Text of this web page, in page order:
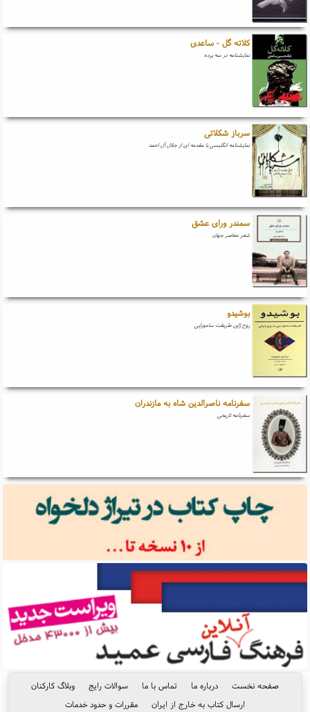
کلاته گل - ساعدی
نمایشنامه در سه پرده
سرباز شکلاتی
نمایشنامه انگلیسی با مقدمه ای از جلال آل احمد
سمندر ورای عشق
شعر معاصر جهان
بوشیدو
روح ژاپن طریقت سامورایی
سفرنامه ناصرالدین شاه به مازندران
سفرنامه تاریخی
صفحه نخست درباره ما تماس با ما سوالات رایج
وبلاگ کارکنان
ارسال کتاب به خارج از ایران
مقررات و حدود خدمات